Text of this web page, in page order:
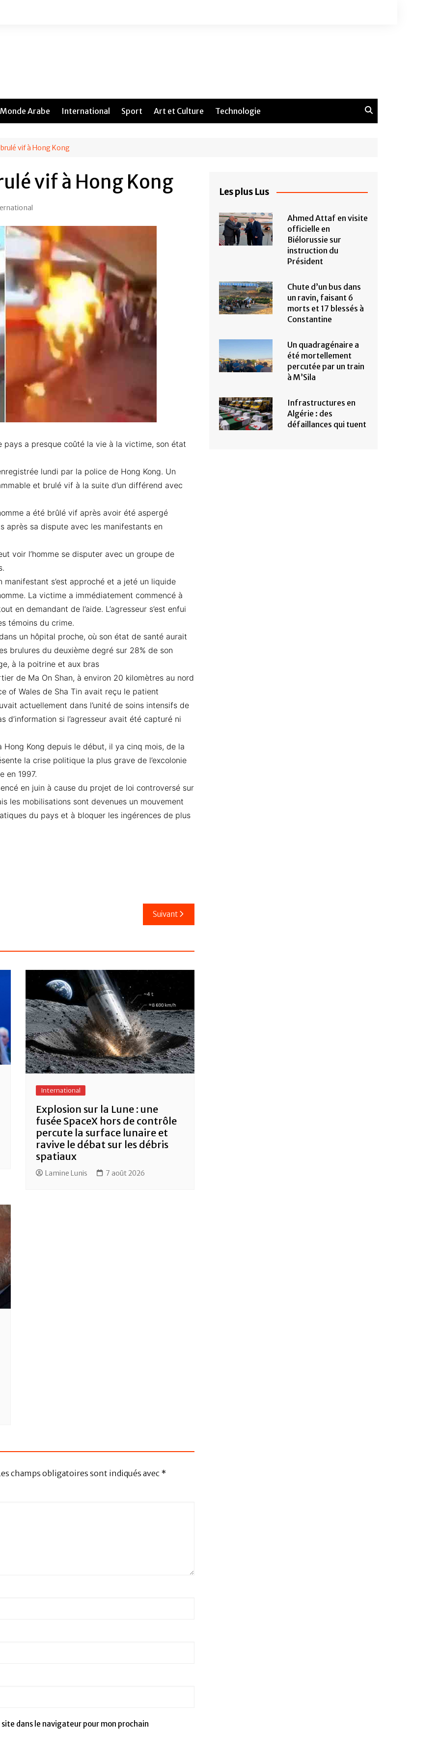
Monde Arabe International Sport Art et Culture Technologie
vif à Hong Kong
vif à Hong Kong
a presque coûté la vie à la victime, son état
lundi par la police de Hong Kong. Un
et brulé vif à la suite d’un différend avec
a été brûlé vif après avoir été aspergé
après sa dispute avec les manifestants en
voir l’homme se disputer avec un groupe de
s’est approché et a jeté un liquide
La victime a immédiatement commencé à
en demandant de l’aide. L’agresseur s’est enfui
témoins du crime.
un hôpital proche, où son état de santé aurait
brulures du deuxième degré sur 28% de son
à la poitrine et aux bras
de Ma On Shan, à environ 20 kilomètres au nord
of Wales de Sha Tin avait reçu le patient
actuellement dans l’unité de soins intensifs de
d’information si l’agresseur avait été capturé ni
Hong Kong depuis le début, il ya cinq mois, de la
la crise politique la plus grave de l’excolonie
en 1997.
en juin à cause du projet de loi controversé sur
les mobilisations sont devenues un mouvement
du pays et à bloquer les ingérences de plus
Suivant
International
Explosion sur la Lune : une
fusée SpaceX hors de contrôle
percute la surface lunaire et
ravive le débat sur les débris
spatiaux
Lamine Lunis 7 août 2026
champs obligatoires sont indiqués avec *
dans le navigateur pour mon prochain
Les plus Lus
Ahmed Attaf en visite
officielle en
Biélorussie sur
instruction du
Président
Chute d’un bus dans
un ravin, faisant 6
morts et 17 blessés à
Constantine
Un quadragénaire a
été mortellement
percutée par un train
à M’Sila
Infrastructures en
Algérie : des
défaillances qui tuent